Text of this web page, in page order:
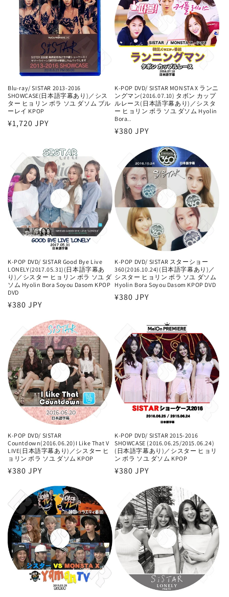
Blu-ray/ SISTAR 2013-2016
SHOWCASE(日本語字幕あり)／シス
ター ヒョリン ボラ ソユ ダソム ブル
ーレイ KPOP
通
¥1,720 JPY
K-POP DVD/ SISTAR MONSTA X ランニ
ングマン(2016.07.10) タボン カップ
ルレース(日本語字幕あり)／シスタ
ー ヒョリン ボラ ソユ ダソム Hyolin
Bora..
通
格
¥380 JPY
K-POP DVD/ SISTAR Good Bye Live
LONELY(2017.05.31)(日本語字幕あ
り)／シスター ヒョリン ボラ ソユ ダ
ソム Hyolin Bora Soyou Dasom KPOP
DVD
通
格
¥380 JPY
K-POP DVD/ SISTAR スターショー
360(2016.10.24)(日本語字幕あり)／
シスター ヒョリン ボラ ソユ ダソム
Hyolin Bora Soyou Dasom KPOP DVD
通
¥380 JPY
K-POP DVD/ SISTAR
Countdown(2016.06.20)I Like That V
LIVE(日本語字幕あり)／シスター ヒ
ョリン ボラ ソユ ダソム KPOP
通
価
格
¥380 JPY
K-POP DVD/ SISTAR 2015-2016
SHOWCASE (2016.06.25/2015.06.24)
(日本語字幕あり)／シスター ヒョリ
ン ボラ ソユ ダソム KPOP
通
格
¥380 JPY